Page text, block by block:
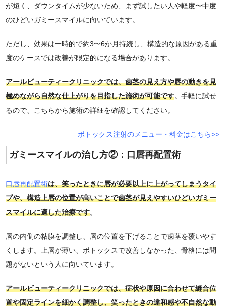
が短く、ダウンタイムが少ないため、まず試したい人や軽度〜中度
のひどいガミースマイルに向いています。
ただし、効果は一時的で約3〜6か月持続し、構造的な原因がある重
度のケースでは改善が限定的になる場合があります。
アールビューティークリニックでは、歯茎の見え方や唇の動きを見
極めながら自然な仕上がりを目指した施術が可能です。手軽に試せ
るので、こちらから施術の詳細を確認してください。
ボトックス注射のメニュー・料金はこちら>>
ガミースマイルの治し方②：口唇再配置術
口唇再配置術は、笑ったときに唇が必要以上に上がってしまうタイ
プや、構造上唇の位置が高いことで歯茎が見えやすいひどいガミー
スマイルに適した治療です。
唇の内側の粘膜を調整し、唇の位置を下げることで歯茎を覆いやす
くします。上唇が薄い、ボトックスで改善しなかった、骨格には問
題がないという人に向いています。
アールビューティークリニックでは、症状や原因に合わせて縫合位
置や固定ラインを細かく調整し、笑ったときの違和感や不自然な動